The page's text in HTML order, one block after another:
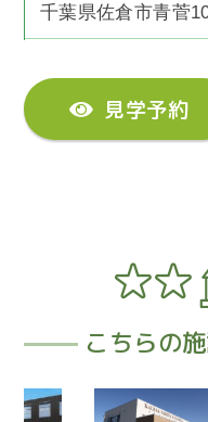
千葉県佐倉市青菅
見学予約
こちらの